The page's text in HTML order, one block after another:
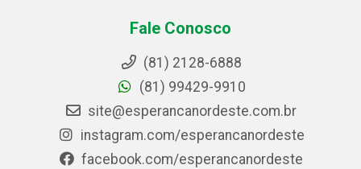
Fale Conosco
(81) 2128-6888
(81) 99429-9910
site@esperancanordeste.com.br
instagram.com/esperancanordeste
facebook.com/esperancanordeste